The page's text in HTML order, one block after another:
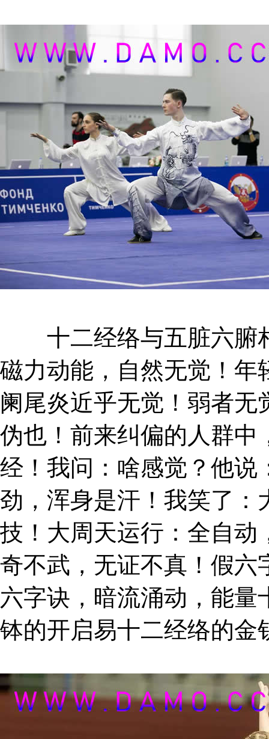
十二经络与五脏六腑
磁力动能，自然无觉！年
阑尾炎近乎无觉！弱者
伪也！前来纠偏的人群中
经！我问：啥感觉？他说
劲，浑身是汗！我笑了：
技！大周天运行：全自动
奇不武，无证不真！假六
六字诀，暗流涌动，能
钵的开启易十二经络的金